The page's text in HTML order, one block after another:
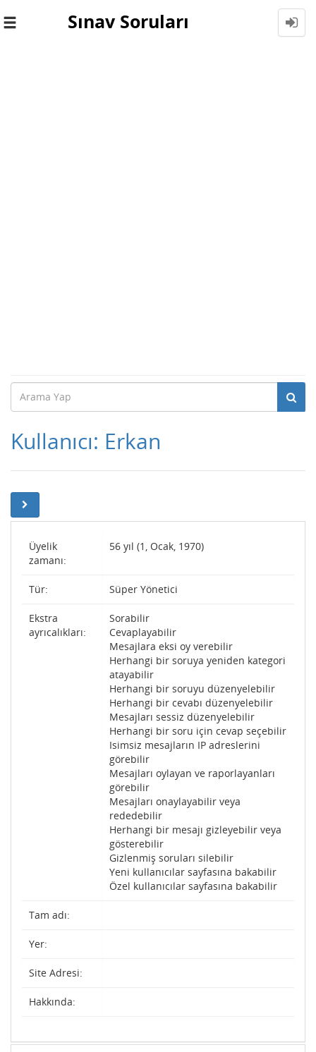
Toggle
Sınav Soruları
Kullanıcı: Erkan
Üyelik
zamanı:
56 yıl (1, Ocak, 1970)
Tür: Süper Yönetici
Ekstra
ayrıcalıkları:
Sorabilir
Cevaplayabilir
Mesajlara eksi oy verebilir
Herhangi bir soruya yeniden kategori
atayabilir
Herhangi bir soruyu düzenyelebilir
Herhangi bir cevabı düzenyelebilir
Mesajları sessiz düzenyelebilir
Herhangi bir soru için cevap seçebilir
Isimsiz mesajların IP adreslerini
görebilir
Mesajları oylayan ve raporlayanları
görebilir
Mesajları onaylayabilir veya
rededebilir
Herhangi bir mesajı gizleyebilir veya
gösterebilir
Gizlenmiş soruları silebilir
Yeni kullanıcılar sayfasına bakabilir
Özel kullanıcılar sayfasına bakabilir
Tam adı:
Yer:
Site Adresi:
Hakkında: